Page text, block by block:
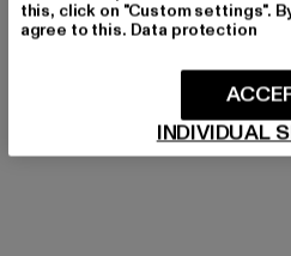
GRÖSSE & PASSFORM
LIEFERUNG & RÜCKGABE
this, click on "Custom settings".
agree to this. Data protection
INDIVIDUAL